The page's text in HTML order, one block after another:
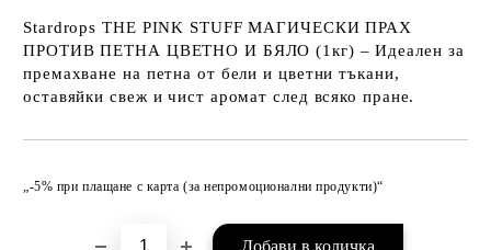
Stardrops THE PINK STUFF МАГИЧЕСКИ ПРАХ
ПРОТИВ ПЕТНА ЦВЕТНО И БЯЛО (1кг) – Идеален за
премахване на петна от бели и цветни тъкани,
оставяйки свеж и чист аромат след всяко пране.
„-5% при плащане с карта (за непромоционални продукти)“